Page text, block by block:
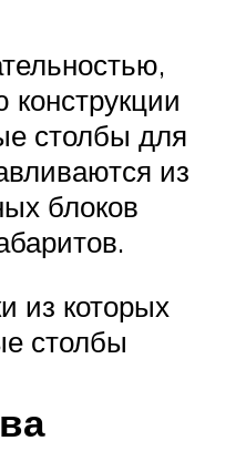
конструкции
столбы для
из
блоков
из которых
столбы